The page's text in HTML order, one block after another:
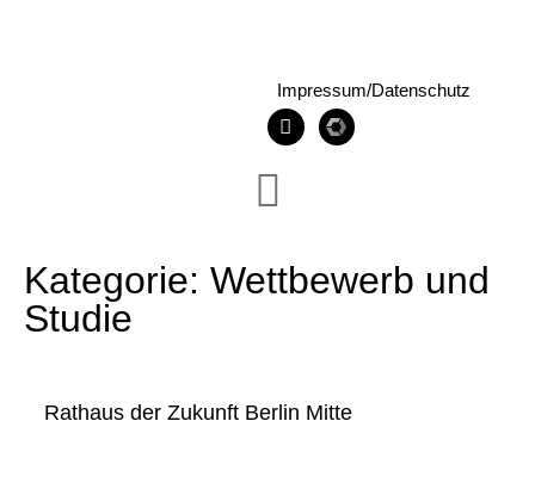
Impressum/Datenschutz
Kategorie: Wettbewerb und
Studie
Rathaus der Zukunft Berlin Mitte